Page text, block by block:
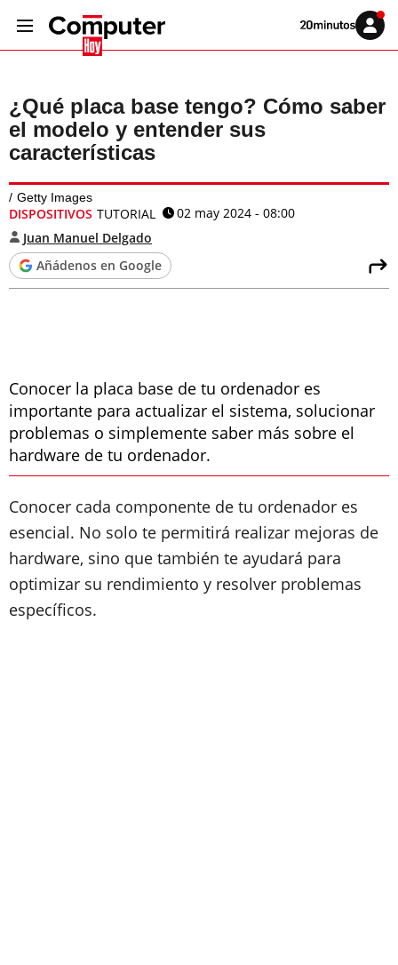
Volver
Iniciar
sesión
¿Qué placa base tengo? Cómo saber
el modelo y entender sus
características
Getty Images
DISPOSITIVOS TUTORIAL
02 may 2024 - 08:00
Juan Manuel Delgado
Añádenos en Google
Conocer la placa base de tu ordenador es
importante para actualizar el sistema, solucionar
problemas o simplemente saber más sobre el
hardware de tu ordenador.
Conocer cada componente de tu ordenador es
esencial. No solo te permitirá realizar mejoras de
hardware, sino que también te ayudará para
optimizar su rendimiento y resolver problemas
específicos.